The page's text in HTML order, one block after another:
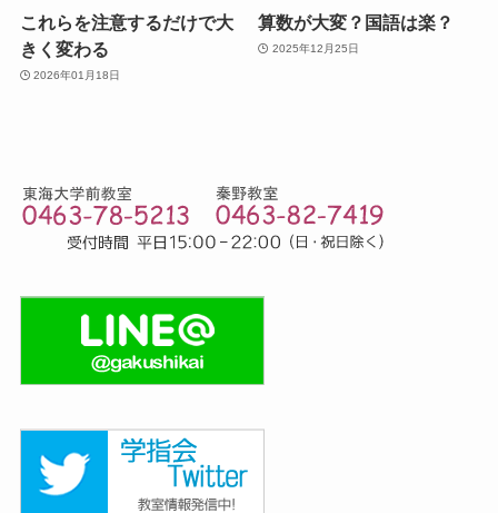
これらを注意するだけで大
きく変わる
2026年01月18日
算数が大変？国語は楽？
2025年12月25日